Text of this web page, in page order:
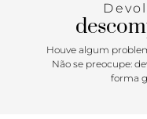
Houve algum
Não se preocupe:
forma